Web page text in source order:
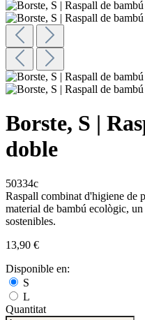
Borste, S |
doble
50334c
Raspall combinat d'higiene de
material de bambú ecològic,
sostenibles.
13,90 €
Disponible en:
S
L
Quantitat